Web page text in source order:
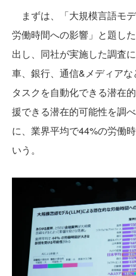
まずは、「大規模言語モ
労働時間への影響」と題し
出し、同社が実施した調査
車、銀行、通信&メディア
タスクを自動化できる潜在
援できる潜在的可能性を調
に、業界平均で44%の労働
いう。